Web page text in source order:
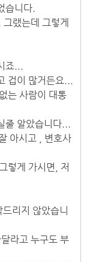
습니다.
랬는데 그렇게
죠...
겁이 많거든요...
는 사람이 대통
줄 알았습니다...
아시고 , 변호사
렇게 가시면, 저
리지 않았습니
라고 누구도 부